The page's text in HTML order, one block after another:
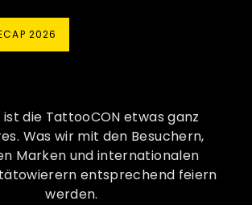
2026
ist die TattooCON etwas ganz
Was wir mit den Besuchern,
Marken und internationalen
entsprechend feiern
werden.